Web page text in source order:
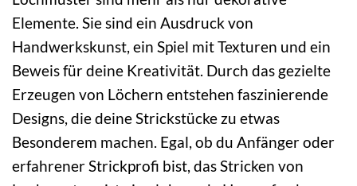
Elemente. Sie sind ein Ausdruck von
Handwerkskunst, ein Spiel mit Texturen und ein
Beweis für deine Kreativität. Durch das gezielte
Erzeugen von Löchern entstehen faszinierende
Designs, die deine Strickstücke zu etwas
Besonderem machen. Egal, ob du Anfänger oder
erfahrener Strickprofi bist, das Stricken von